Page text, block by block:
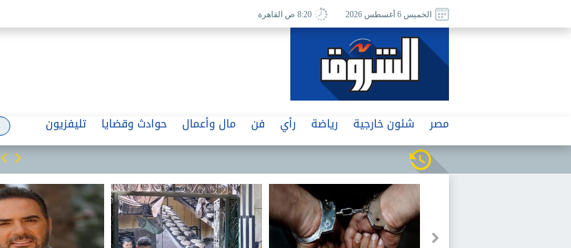
الخميس 6 أغسطس 2026 8:20 ص القاهرة
مصر شئون خارجية رياضة رأي فن مال وأعمال حوادث وقضايا تليفزيون